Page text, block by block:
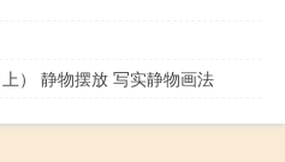
） 静物摆放 写实静物画法